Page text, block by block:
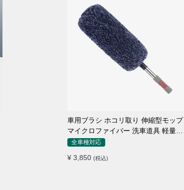
車用ブラシ ホコリ取り 伸縮型モップ
マイクロファイバー 洗車道具 軽量・
コンパクト
全車種対応
¥ 3,850 (税込)